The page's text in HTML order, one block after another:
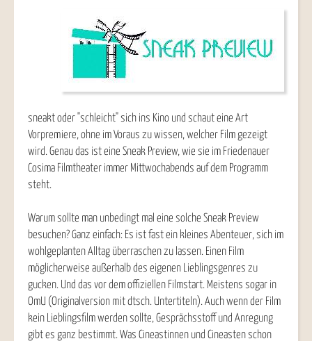
sneakt oder "schleicht" sich ins Kino und schaut eine Art
Vorpremiere, ohne im Voraus zu wissen, welcher Film gezeigt
wird. Genau das ist eine Sneak Preview, wie sie im Friedenauer
Cosima Filmtheater immer Mittwochabends auf dem Programm
steht.
Warum sollte man unbedingt mal eine solche Sneak Preview
besuchen? Ganz einfach: Es ist fast ein kleines Abenteuer, sich im
wohlgeplanten Alltag überraschen zu lassen. Einen Film
möglicherweise außerhalb des eigenen Lieblingsgenres zu
gucken. Und das vor dem offiziellen Filmstart. Meistens sogar in
OmU (Originalversion mit dtsch. Untertiteln). Auch wenn der Film
kein Lieblingsfilm werden sollte, Gesprächsstoff und Anregung
gibt es ganz bestimmt. Was Cineastinnen und Cineasten schon